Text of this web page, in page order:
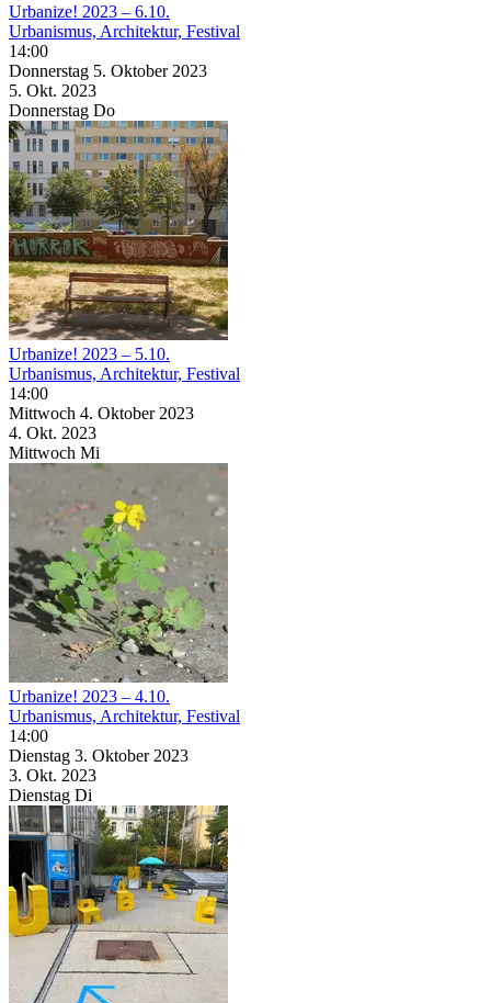
Urbanize! 2023 – 6.10.
Urbanismus, Architektur, Festival
14:00
Donnerstag 5. Oktober 2023
5. Okt. 2023
Donnerstag Do
Urbanize! 2023 – 5.10.
Urbanismus, Architektur, Festival
14:00
Mittwoch 4. Oktober 2023
4. Okt. 2023
Mittwoch Mi
Urbanize! 2023 – 4.10.
Urbanismus, Architektur, Festival
14:00
Dienstag 3. Oktober 2023
3. Okt. 2023
Dienstag Di